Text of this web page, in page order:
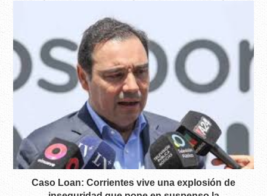
Caso Loan: Corrientes vive una explosión de